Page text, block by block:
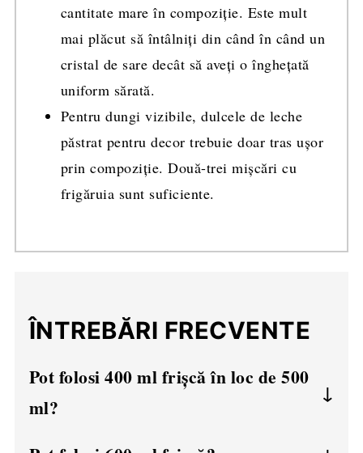
cantitate mare în compoziție. Este mult
mai plăcut să întâlniți din când în când un
cristal de sare decât să aveți o înghețată
uniform sărată.
Pentru dungi vizibile, dulcele de leche
păstrat pentru decor trebuie doar tras ușor
prin compoziție. Două-trei mișcări cu
frigăruia sunt suficiente.
ÎNTREBĂRI FRECVENTE
Pot folosi 400 ml frișcă în loc de 500
ml?